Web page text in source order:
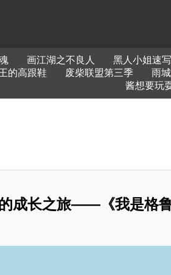
画江湖之不良人 黑人小姐速
的高跟鞋 废柴联盟第三季 雨
酱想要玩
成长之旅——《我是格